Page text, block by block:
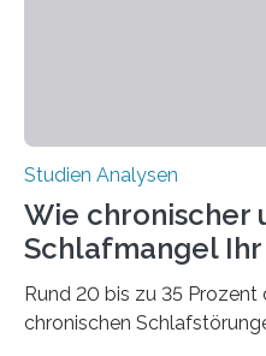
Studien Analysen
Wie chronischer
Schlafmangel
Rund 20 bis zu 35
chronischen